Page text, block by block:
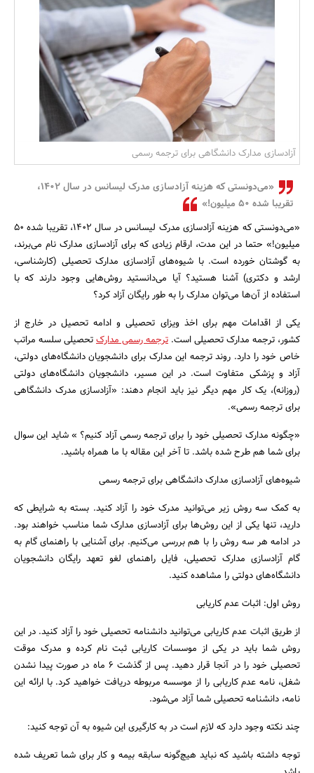
بانک، بیمه و سرمایه
مسکن و ساختمان
جستجو
آزادسازی مدارک دانشگاهی برای ترجمه رسمی
«می‌دونستی که هزینه آزادسازی مدرک لیسانس در سال ۱۴۰۲،
تقریبا شده ۵۰ میلیون!»
«می‌دونستی که هزینه آزادسازی مدرک لیسانس در سال ۱۴۰۲، تقریبا شده ۵۰
میلیون!» حتما در این مدت، ارقام زیادی که برای آزادسازی مدارک نام می‌برند،
به گوشتان خورده است. با شیوه‌های آزادسازی مدارک تحصیلی (کارشناسی،
ارشد و دکتری) آشنا هستید؟ آیا می‌دانستید روش‌هایی وجود دارند که با
استفاده از آن‌ها می‌توان مدارک را به طور رایگان آزاد کرد؟
یکی از اقدامات مهم برای اخذ ویزای تحصیلی و ادامه تحصیل در خارج از
کشور، ترجمه مدارک تحصیلی است. ترجمه رسمی مدارکتحصیلی سلسه مراتب
خاص خود را دارد. روند ترجمه این مدارک برای دانشجویان دانشگاه‌های دولتی،
آزاد و پزشکی متفاوت است. در این مسیر، دانشجویان دانشگاه‌های دولتی
(روزانه)، یک کار مهم دیگر نیز باید انجام دهند: «آزادسازی مدرک دانشگاهی
برای ترجمه رسمی».
«چگونه مدارک تحصیلی خود را برای ترجمه رسمی آزاد کنیم؟ » شاید این سوال
برای شما هم طرح شده باشد. تا آخر این مقاله با ما همراه باشید.
شیوه‌های آزادسازی مدارک دانشگاهی برای ترجمه رسمی
به کمک سه روش زیر می‌توانید مدرک خود را آزاد کنید. بسته به شرایطی که
دارید، تنها یکی از این روش‌ها برای آزادسازی مدارک شما مناسب خواهند بود.
در ادامه هر سه روش را با هم بررسی می‌کنیم. برای آشنایی با راهنمای گام به
گام آزادسازی مدارک تحصیلی، فایل راهنمای لغو تعهد رایگان دانشجویان
دانشگاه‌های دولتی را مشاهده کنید.
روش اول: اثبات عدم کاریابی
از طریق اثبات عدم کاریابی می‌توانید دانشنامه تحصیلی خود را آزاد کنید. در این
روش شما باید در یکی از موسسات کاریابی ثبت نام کرده و مدرک موقت
تحصیلی خود را در آنجا قرار دهید. پس از گذشت ۶ ماه در صورت پیدا نشدن
شغل، نامه عدم کاریابی را از موسسه مربوطه دریافت خواهید کرد. با ارائه این
نامه، دانشنامه تحصیلی شما آزاد می‌شود.
چند نکته وجود دارد که لازم است در به کارگیری این شیوه به آن توجه کنید:
توجه داشته باشید که نباید هیچ‌گونه سابقه بیمه و کار برای شما تعریف شده